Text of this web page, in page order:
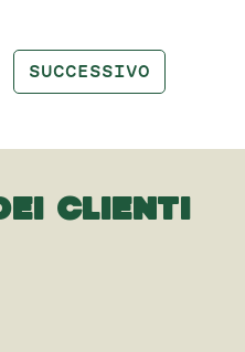
SUCCESSIVO
CLIENTI